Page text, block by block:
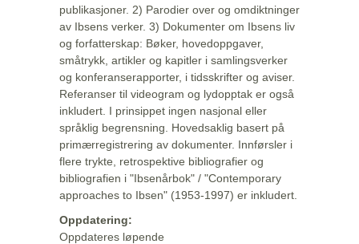
publikasjoner. 2) Parodier over og omdiktninger
av Ibsens verker. 3) Dokumenter om Ibsens liv
og forfatterskap: Bøker, hovedoppgaver,
småtrykk, artikler og kapitler i samlingsverker
og konferanserapporter, i tidsskrifter og aviser.
Referanser til videogram og lydopptak er også
inkludert. I prinsippet ingen nasjonal eller
språklig begrensning. Hovedsaklig basert på
primærregistrering av dokumenter. Innførsler i
flere trykte, retrospektive bibliografier og
bibliografien i "Ibsenårbok" / "Contemporary
approaches to Ibsen" (1953-1997) er inkludert.
Oppdatering:
Oppdateres løpende